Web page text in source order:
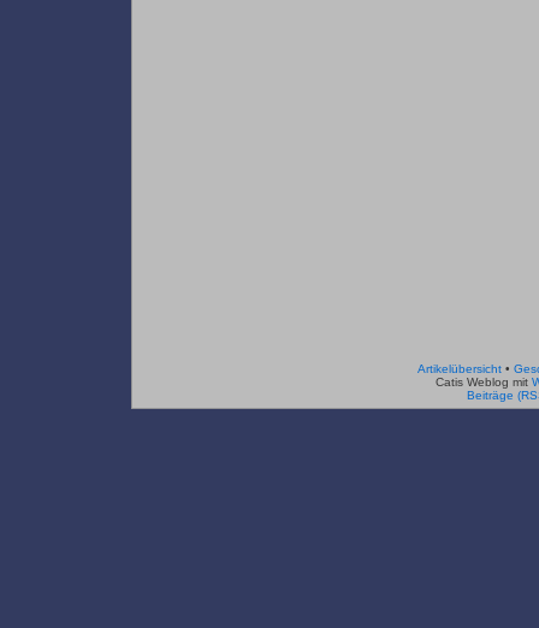
Artikelübersicht •
Catis Weblog mit
Beiträge